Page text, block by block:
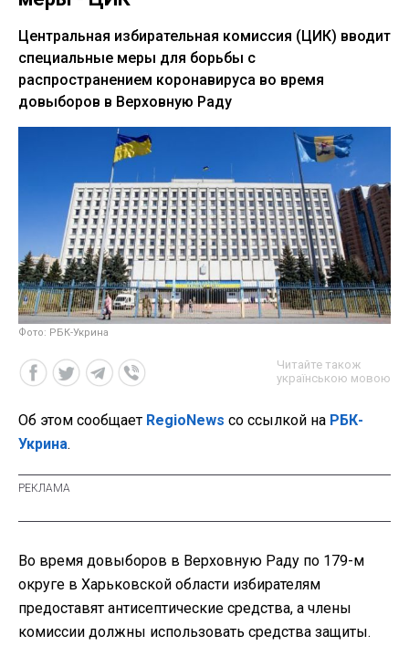
Центральная избирательная комиссия (ЦИК) вводит
специальные меры для борьбы с
распространением коронавируса во время
довыборов в Верховную Раду
Фото: РБК-Укрина
Читайте також
українською мовою
Об этом сообщает RegioNews со ссылкой на РБК-
Укрина.
Во время довыборов в Верховную Раду по 179-м
округе в Харьковской области избирателям
предоставят антисептические средства, а члены
комиссии должны использовать средства защиты.